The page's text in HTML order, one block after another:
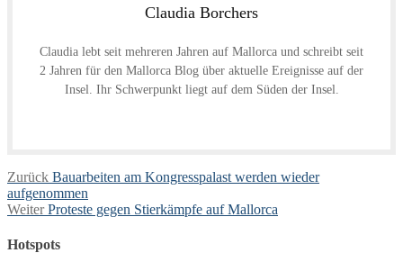
Claudia Borchers
Claudia lebt seit mehreren Jahren auf Mallorca und schreibt seit
2 Jahren für den Mallorca Blog über aktuelle Ereignisse auf der
Insel. Ihr Schwerpunkt liegt auf dem Süden der Insel.
Beitragsnavigation
Zurück Vorheriger
Beitrag:
Bauarbeiten am Kongresspalast werden wieder
aufgenommen
Weiter Nächster
Proteste gegen Stierkämpfe auf Mallorca
Hotspots